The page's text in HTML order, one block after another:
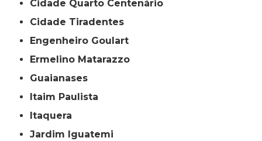
Cidade Quarto Centenário
Cidade Tiradentes
Engenheiro Goulart
Ermelino Matarazzo
Guaianases
Itaim Paulista
Itaquera
Jardim Iguatemi